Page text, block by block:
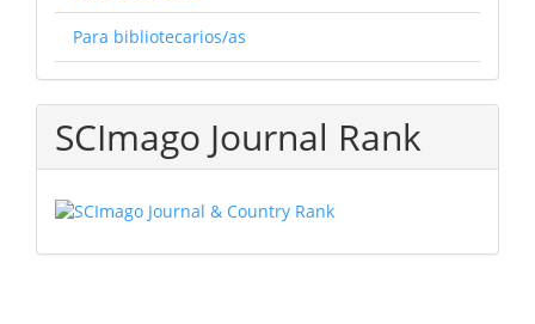
Para bibliotecarios/as
SCImago Journal Rank